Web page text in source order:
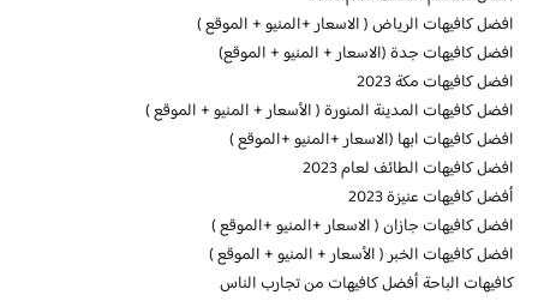
افضل كافيهات الرياض ( الاسعار +المنيو + الموقع )
افضل كافيهات جدة (الاسعار + المنيو + الموقع)
افضل كافيهات مكة 2023
افضل كافيهات المدينة المنورة ( الأسعار + المنيو + الموقع )
افضل كافيهات ابها (الاسعار +المنيو +الموقع )
افضل كافيهات الطائف لعام 2023
أفضل كافيهات عنيزة 2023
افضل كافيهات جازان ( الاسعار +المنيو +الموقع )
افضل كافيهات الخبر ( الأسعار + المنيو + الموقع )
كافيهات الباحة أفضل كافيهات من تجارب الناس